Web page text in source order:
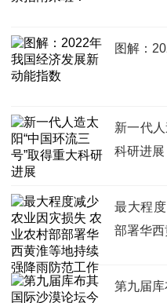
图解：
新一代
科研进展
最大程
部署华
第九届